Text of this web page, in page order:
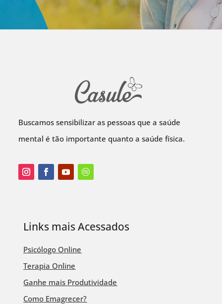
Buscamos sensibilizar as pessoas que a saúde
mental é tão importante quanto a saúde física.
Links mais Acessados
Psicólogo Online
Terapia Online
Ganhe mais Produtividade
Como Emagrecer?